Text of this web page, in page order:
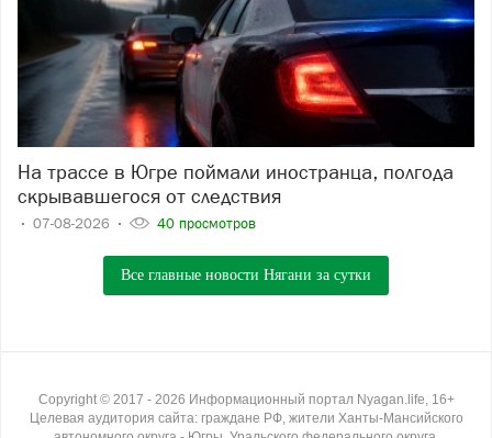
На трассе в Югре поймали иностранца, полгода
скрывавшегося от следствия
07-08-2026 40 просмотров
Все главные новости Нягани за сутки
Copyright © 2017 - 2026 Информационный портал Nyagan.life, 16+
Целевая аудитория сайта: граждане РФ, жители Ханты-Мансийского